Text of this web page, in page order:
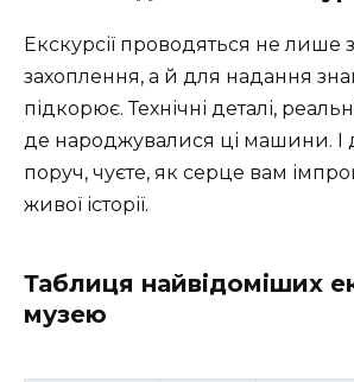
Екскурсії проводяться не лише
захоплення, а й для надання
підкорює. Технічні деталі, реальні
де народжувалися ці машини. І
поруч, чуєте, як серце вам
живої історії.
Таблиця найвідоміших
музею